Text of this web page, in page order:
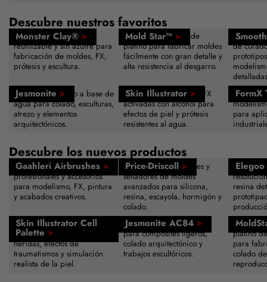
Descubre nuestros favoritos
Monster Clay® >
Plastilina de modelado
reutilizable y sin azufre para
fabricación de moldes, FX,
prótesis y escultura.
Mold Star™ >
Caucho de silicona de
platino para fabricar moldes
fácilmente con gran detalle y
alta resistencia al desgarro.
Resina
de
Jesmonite >
Composite acrílico a base de
agua para colado, esculturas,
atrezo y elementos
arquitectónicos.
Skin Illustrator >
Paletas de maquillaje SFX
activadas con alcohol para
efectos de piel y prótesis
resistentes al agua.
FormX
para
Descubre los nuevos productos
Gaahleri Airbrushes >
Sistemas de aerografía
profesionales y accesorios
para modelismo, FX, pintura
y acabados creativos.
Price-Driscoll >
Agentes desmoldeantes y
selladores de moldes
avanzados para silicona,
resina, escayola, hormigón y
colado.
resina
Skin Illustrator Cell
Palette >
Paleta de maquillaje activada
con alcohol para hematomas,
heridas, efectos de
traumatismos y simulación
realista de la piel.
Jesmonite AC84 >
Sistema de resina acrílica
para composites ligeros,
colado arquitectónico y
trabajos escultóricos.
Caucho
platino
para
colado